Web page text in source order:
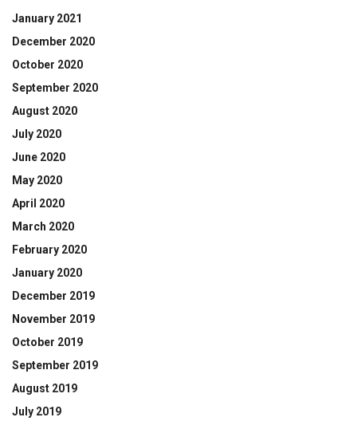
January 2021
December 2020
October 2020
September 2020
August 2020
July 2020
June 2020
May 2020
April 2020
March 2020
February 2020
January 2020
December 2019
November 2019
October 2019
September 2019
August 2019
July 2019